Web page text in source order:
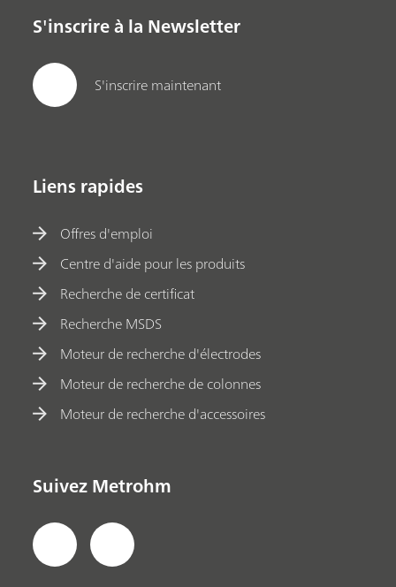
S'inscrire à la Newsletter
S'inscrire maintenant
Liens rapides
Offres d'emploi
Centre d'aide pour les produits
Recherche de certificat
Recherche MSDS
Moteur de recherche d'électrodes
Moteur de recherche de colonnes
Moteur de recherche d'accessoires
Suivez Metrohm